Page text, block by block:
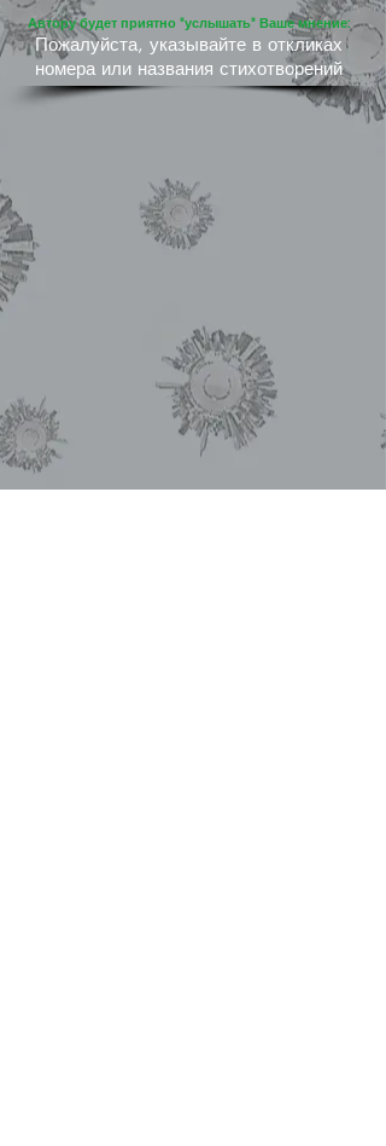
Автору будет приятно "услышать" Ваше мнение:
Пожалуйста, указывайте в откликах
номера или названия стихотворений